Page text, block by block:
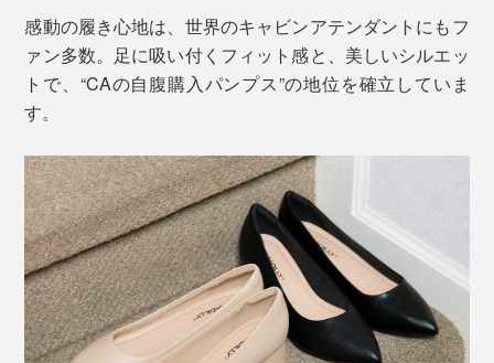
感動の履き心地は、世界のキャビンアテンダントにもフ
ァン多数。足に吸い付くフィット感と、美しいシルエッ
トで、“CAの自腹購入パンプス”の地位を確立していま
す。